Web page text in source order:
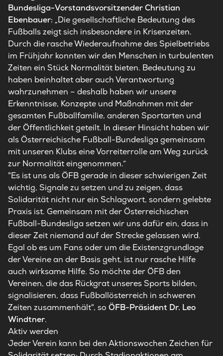
Bundesliga-Vorstandsvorsitzender Christian
Ebenbauer: „Die gesellschaftliche Bedeutung des
Fußballs zeigt sich insbesondere in Krisenzeiten.
Durch die rasche Wiederaufnahme des Spielbetriebs
im Frühjahr konnten wir den Menschen in turbulenten
Zeiten ein Stück Normalität bieten. Bedeutung zu
haben beinhaltet aber auch Verantwortung
wahrzunehmen – deshalb haben wir unsere
Erkenntnisse, Konzepte und Maßnahmen mit der
gesamten Fußballfamilie, anderen Sportarten und
der Öffentlichkeit geteilt. In dieser Hinsicht haben wir
als Österreichische Fußball-Bundesliga gemeinsam
mit unseren Klubs eine Vorreiterrolle am Weg zurück
zur Normalität eingenommen.“
"Es ist uns als ÖFB gerade in dieser schwierigen Zeit
wichtig, Signale zu setzen und zu zeigen, dass
Solidarität nicht nur ein Schlagwort, sondern gelebte
Praxis ist. Gemeinsam mit der Österreichischen
Fußball-Bundesliga setzen wir uns dafür ein, dass in
dieser Zeit niemand auf der Strecke gelassen wird.
Egal ob es um Fans oder um die Existenzgrundlage
der Vereine an der Basis geht, ist nur rasche Hilfe
auch wirksame Hilfe. So möchte der ÖFB den
Vereinen, die das Rückgrat unseres Sports bilden,
signalisieren, dass Fußballösterreich in schweren
Zeiten zusammenhält", so ÖFB-Präsident Dr. Leo
Windtner.
Aktiv werden
Jeder Verein kann bei den Aktionswochen Zeichen für